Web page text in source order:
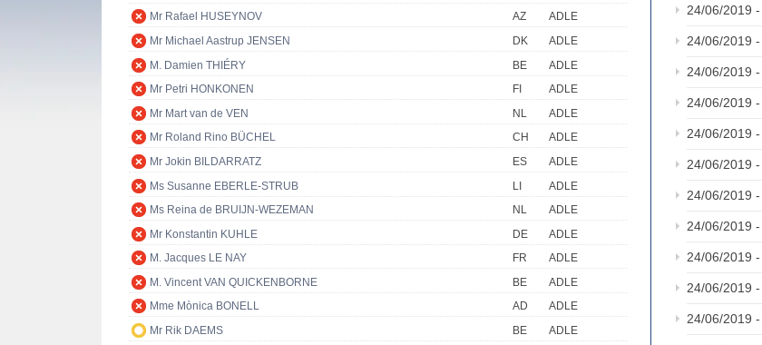
Mr Rafael HUSEYNOV
AZ
ADLE
Mr Michael Aastrup JENSEN
DK
ADLE
M. Damien THIÉRY
BE
ADLE
Mr Petri HONKONEN
FI
ADLE
Mr Mart van de VEN
NL
ADLE
Mr Roland Rino BÜCHEL
CH
ADLE
Mr Jokin BILDARRATZ
ES
ADLE
Ms Susanne EBERLE-STRUB
LI
ADLE
Ms Reina de BRUIJN-WEZEMAN
NL
ADLE
Mr Konstantin KUHLE
DE
ADLE
M. Jacques LE NAY
FR
ADLE
M. Vincent VAN QUICKENBORNE
BE
ADLE
Mme Mònica BONELL
AD
ADLE
Mr Rik DAEMS
BE
ADLE
24/06/2019 -
24/06/2019 -
24/06/2019 -
24/06/2019 -
24/06/2019 -
24/06/2019 -
24/06/2019 -
24/06/2019 -
24/06/2019 -
24/06/2019 -
24/06/2019 -